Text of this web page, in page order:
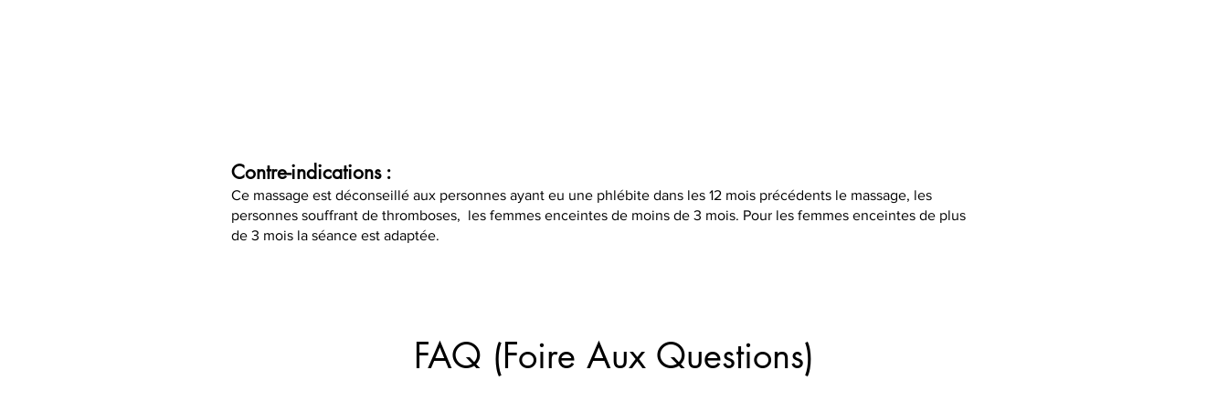
Contre-indications :
Ce massage est déconseillé aux personnes ayant eu une phlébite dans les 12 mois précédents le massage, les
personnes souffrant de thromboses, les femmes enceintes de moins de 3 mois. Pour les femmes enceintes de plus
de 3 mois la séance est adaptée.
FAQ (Foire Aux Questions)